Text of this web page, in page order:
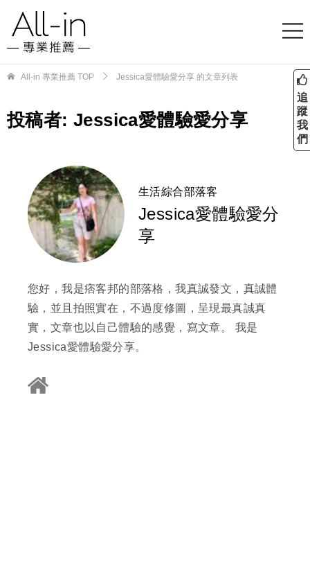
All-in 專業推薦 TOP Jessica愛體驗愛分享 的文章列表
投稿者: Jessica愛體驗愛分享
生活綜合部落客
Jessica愛體驗愛分
享
您好，我是痞客邦的部落格，我真誠發文，真誠體
驗，並且拍照實在，不過度修圖，呈現最真誠真
實，文章也以自己體驗的感覺，寫文章。 我是
Jessica愛體驗愛分享。
追
蹤
我
們